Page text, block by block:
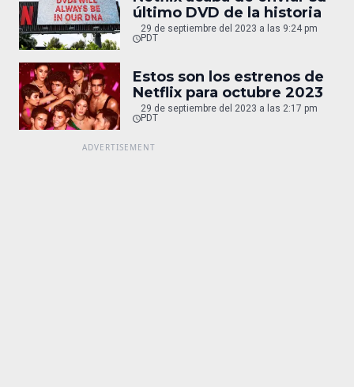
último DVD de la historia
29 de septiembre del 2023 a las 9:24 pm
PDT
Estos son los estrenos de
Netflix para octubre 2023
29 de septiembre del 2023 a las 2:17 pm
PDT